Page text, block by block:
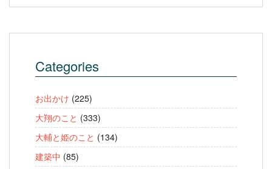
Categories
お出かけ (225)
大翔のこと (333)
大輔と姫のこと (134)
建築中 (85)